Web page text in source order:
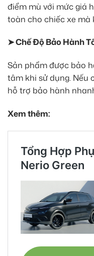
điểm mù với mức giá
toàn cho chiếc xe mà
➤ Chế Độ Bảo Hành
Sản phẩm được bảo
tâm khi sử dụng. Nếu
hỗ trợ bảo hành
Xem thêm: